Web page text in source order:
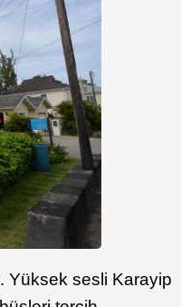
Yüksek sesli Karayip